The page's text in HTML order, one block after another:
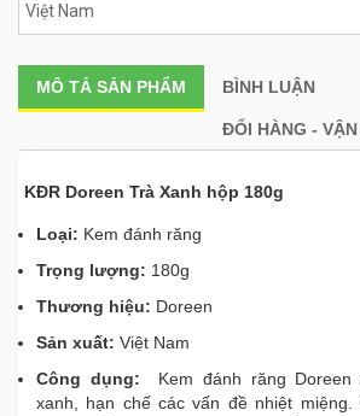
Việt Nam
MÔ TẢ SẢN PHẨM BÌNH LUẬN
ĐỔI HÀNG - VẬN
KĐR Doreen Trà Xanh hộp 180g
Loại: Kem đánh răng
Trọng lượng: 180g
Thương hiệu: Doreen
Sản xuất: Việt Nam
Công dụng: Kem đánh răng Doreen
xanh, hạn chế các vấn đề nhiệt miệng.